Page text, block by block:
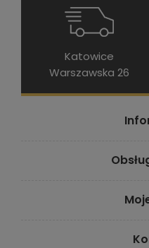
Katowice
Warszawska 26